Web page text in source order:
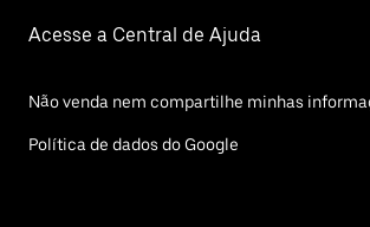
Acesse a Central de Ajuda
Não venda nem compartilhe minhas
Política de dados do Google